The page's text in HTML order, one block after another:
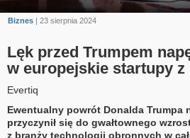
Biznes | 23 sierpnia 2024
Lęk przed Trumpem
w europejskie startupy
Evertiq
Ewentualny powrót Donalda Trumpa
przyczynił się do gwałtownego
z branży technologii obronnych w